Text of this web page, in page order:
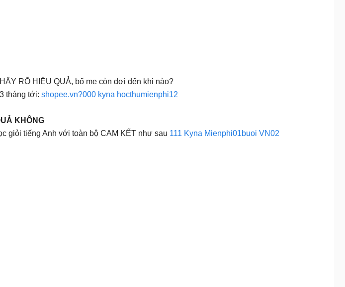
RÕ HIỆU QUẢ, bố mẹ còn đợi đến khi nào?
tháng tới: shopee.vn?000 kyna hocthumienphi12
KHÔNG
giỏi tiếng Anh với toàn bộ CAM KẾT như sau 111 Kyna Mienphi01buoi VN02